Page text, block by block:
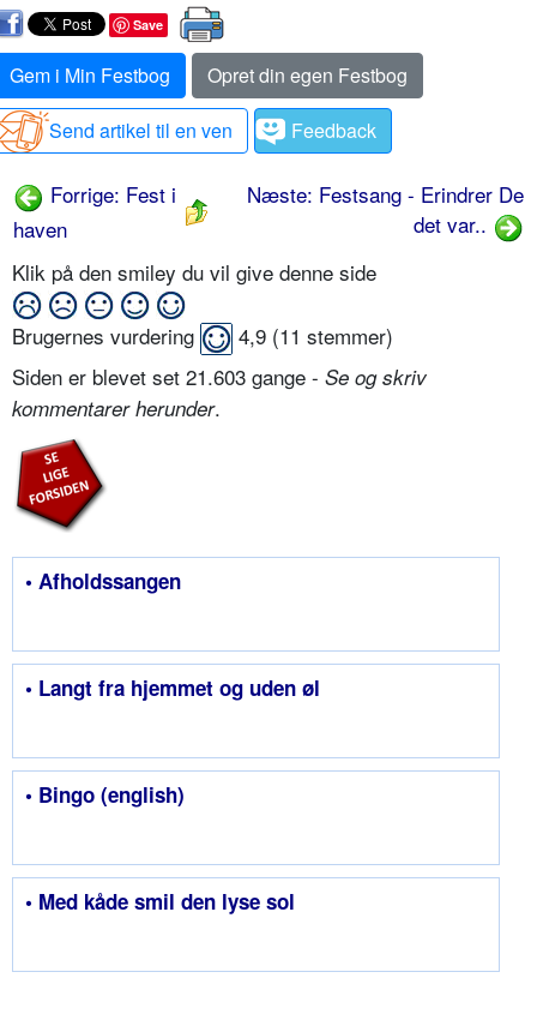
Save
Gem i Min Festbog
Opret din egen Festbog
Send artikel til en ven
Feedback
Forrige: Fest i
haven
Næste: Festsang - Erindrer De
det var..
Klik på den smiley du vil give denne side
Brugernes vurdering 4,9 (11 stemmer)
Siden er blevet set 21.603 gange - Se og skriv
kommentarer herunder.
• Afholdssangen
• Langt fra hjemmet og uden øl
• Bingo (english)
• Med kåde smil den lyse sol